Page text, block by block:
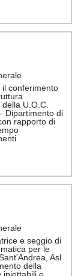
il conferimento
U.O.C.
Dipartimento di
rapporto di
e seggio di
per le
Asl
della
iniettabili e